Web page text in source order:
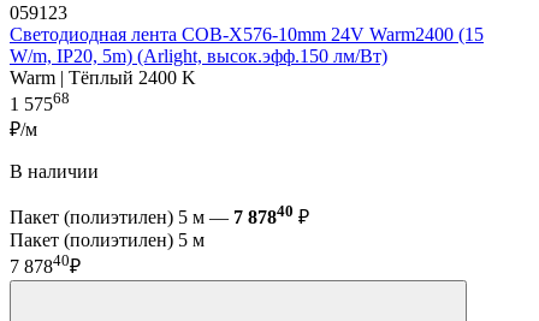
059123
Светодиодная лента COB-X576-10mm 24V Warm2400 (15
W/m, IP20, 5m) (Arlight, высок.эфф.150 лм/Вт)
Warm | Тёплый 2400 K
1 57568
₽/м
В наличии
Пакет (полиэтилен) 5 м — 7 87840 ₽
Пакет (полиэтилен) 5 м
7 87840₽